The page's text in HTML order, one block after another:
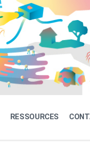
RESSOURCES